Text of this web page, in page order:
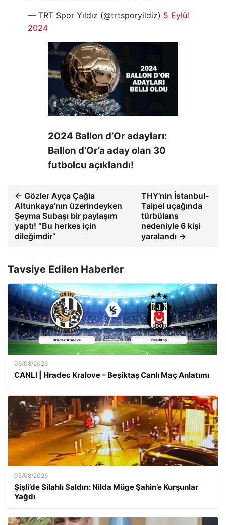
— TRT Spor Yıldız (@trtsporyildiz) 5 Eylül
2024
2024 Ballon d’Or adayları:
Ballon d’Or’a aday olan 30
futbolcu açıklandı!
← Gözler Ayça Çağla
Altunkaya’nın üzerindeyken
Şeyma Subaşı bir paylaşım
yaptı! “Bu herkes için
dileğimdir”
THY’nin İstanbul-
Taipei uçağında
türbülans
nedeniyle 6 kişi
yaralandı →
Tavsiye Edilen Haberler
06/08/2026
CANLI | Hradec Kralove – Beşiktaş Canlı Maç Anlatımı
05/08/2026
Şişli’de Silahlı Saldırı: Nilda Müge Şahin’e Kurşunlar
Yağdı